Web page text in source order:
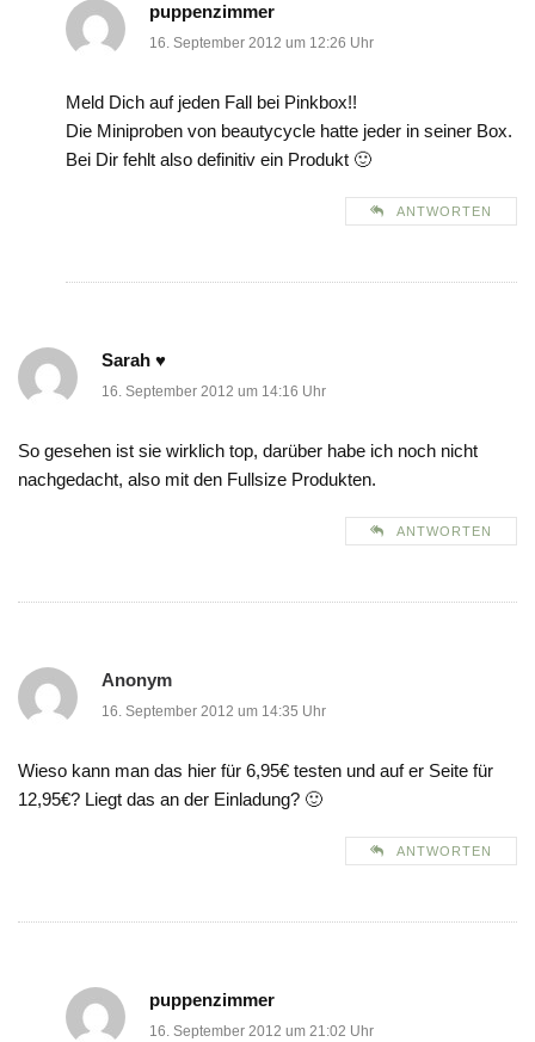
puppenzimmer
16. September 2012 um 12:26 Uhr
Meld Dich auf jeden Fall bei Pinkbox!!
Die Miniproben von beautycycle hatte jeder in seiner Box.
Bei Dir fehlt also definitiv ein Produkt 🙂
ANTWORTEN
Sarah ♥
16. September 2012 um 14:16 Uhr
So gesehen ist sie wirklich top, darüber habe ich noch nicht
nachgedacht, also mit den Fullsize Produkten.
ANTWORTEN
Anonym
16. September 2012 um 14:35 Uhr
Wieso kann man das hier für 6,95€ testen und auf er Seite für
12,95€? Liegt das an der Einladung? 🙂
ANTWORTEN
puppenzimmer
16. September 2012 um 21:02 Uhr